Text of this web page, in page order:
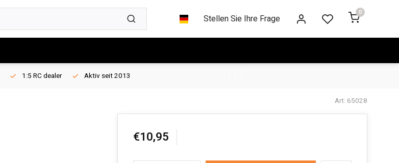
Stellen Sie Ihre Frage
0
1:5 RC dealer Aktiv seit 2013
Art: 65028
€10,95